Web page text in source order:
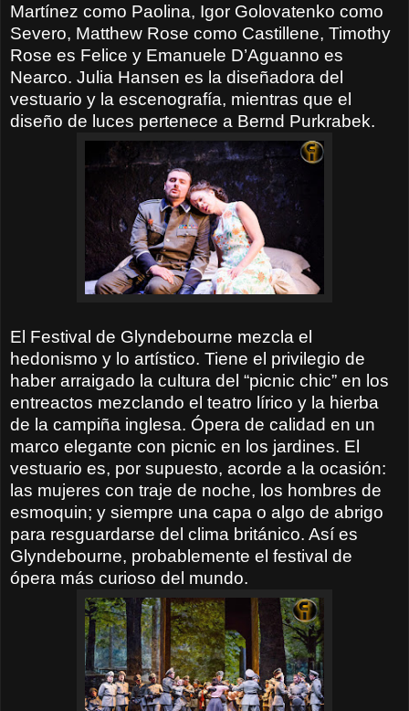
Martínez como Paolina, Igor Golovatenko como
Severo, Matthew Rose como Castillene, Timothy
Rose es Felice y Emanuele D’Aguanno es
Nearco. Julia Hansen es la diseñadora del
vestuario y la escenografía, mientras que el
diseño de luces pertenece a Bernd Purkrabek.
El Festival de Glyndebourne mezcla el
hedonismo y lo artístico. Tiene el privilegio de
haber arraigado la cultura del “picnic chic” en los
entreactos mezclando el teatro lírico y la hierba
de la campiña inglesa. Ópera de calidad en un
marco elegante con picnic en los jardines. El
vestuario es, por supuesto, acorde a la ocasión:
las mujeres con traje de noche, los hombres de
esmoquin; y siempre una capa o algo de abrigo
para resguardarse del clima británico. Así es
Glyndebourne, probablemente el festival de
ópera más curioso del mundo.